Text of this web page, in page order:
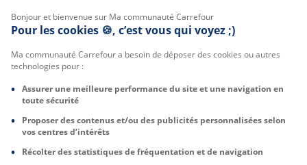
Bonjour et bienvenue sur Ma communauté Carrefour
Pour les cookies 🍪, c’est vous qui voyez ;)
Ma communauté Carrefour a besoin de déposer des cookies ou autres
technologies pour :
Assurer une meilleure performance du site et une navigation en
toute sécurité
Proposer des contenus et/ou des publicités personnalisées selon
vos centres d’intérêts
Récolter des statistiques de fréquentation et de navigation